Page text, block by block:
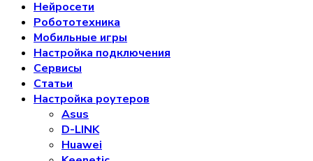
Нейросети
Робототехника
Мобильные игры
Настройка подключения
Сервисы
Статьи
Настройка роутеров
Asus
D-LINK
Huawei